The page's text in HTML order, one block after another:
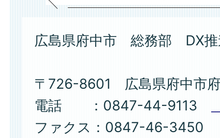
広島県府中市 総務部 DX
〒726-8601 広島県府中市
電話 ：0847-44-9113
ファクス：0847-46-3450